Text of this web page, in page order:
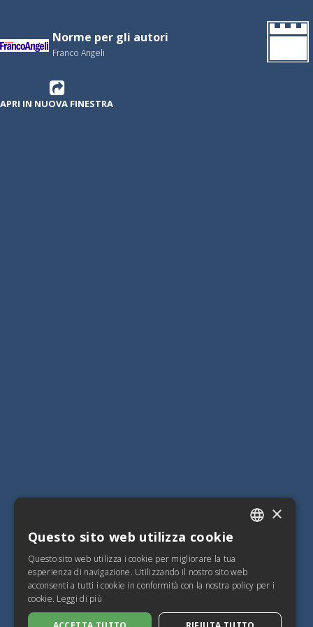
Norme per gli autori
Franco Angeli
APRI IN NUOVA FINESTRA
FRENCH
ENGLISH
×
Questo sito web utilizza cookie
Questo sito web utilizza i cookie per migliorare la tua
esperienza di navigazione. Utilizzando il nostro sito web
acconsenti a tutti i cookie in conformità con la nostra policy per i
cookie. Leggi di più